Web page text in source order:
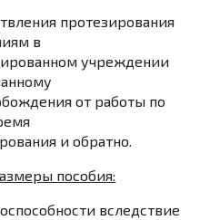
протезирования
в
учреждении
от работы по
и обратно.
пособия:
вследствие